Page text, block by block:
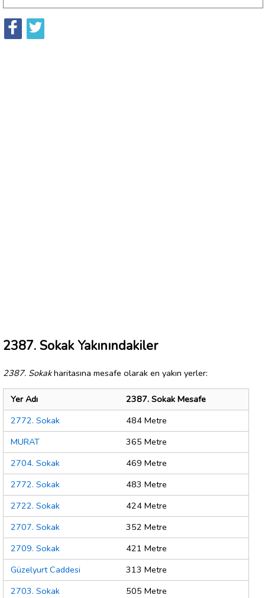
2387. Sokak Yakınındakiler
2387. Sokakharitasına mesafe olarak en yakın yerler:
Yer Adı
2387. Sokak Mesafe
2772. Sokak
484 Metre
MURAT
365 Metre
2704. Sokak
469 Metre
2772. Sokak
483 Metre
2722. Sokak
424 Metre
2707. Sokak
352 Metre
2709. Sokak
421 Metre
Güzelyurt Caddesi
313 Metre
2703. Sokak
505 Metre